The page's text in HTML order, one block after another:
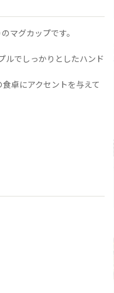
マグカップです。
ルでしっかりとしたハンド
卓にアクセントを与えて